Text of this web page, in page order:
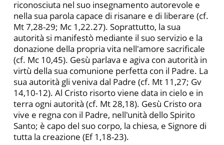
riconosciuta nel suo insegnamento autorevole e
nella sua parola capace di risanare e di liberare (cf.
Mt 7,28-29; Mc 1,22.27). Soprattutto, la sua
autorità si manifestò mediante il suo servizio e la
donazione della propria vita nell'amore sacrificale
(cf. Mc 10,45). Gesù parlava e agiva con autorità in
virtù della sua comunione perfetta con il Padre. La
sua autorità gli veniva dal Padre (cf. Mt 11,27; Gv
14,10-12). Al Cristo risorto viene data in cielo e in
terra ogni autorità (cf. Mt 28,18). Gesù Cristo ora
vive e regna con il Padre, nell'unità dello Spirito
Santo; è capo del suo corpo, la chiesa, e Signore di
tutta la creazione (Ef 1,18-23).